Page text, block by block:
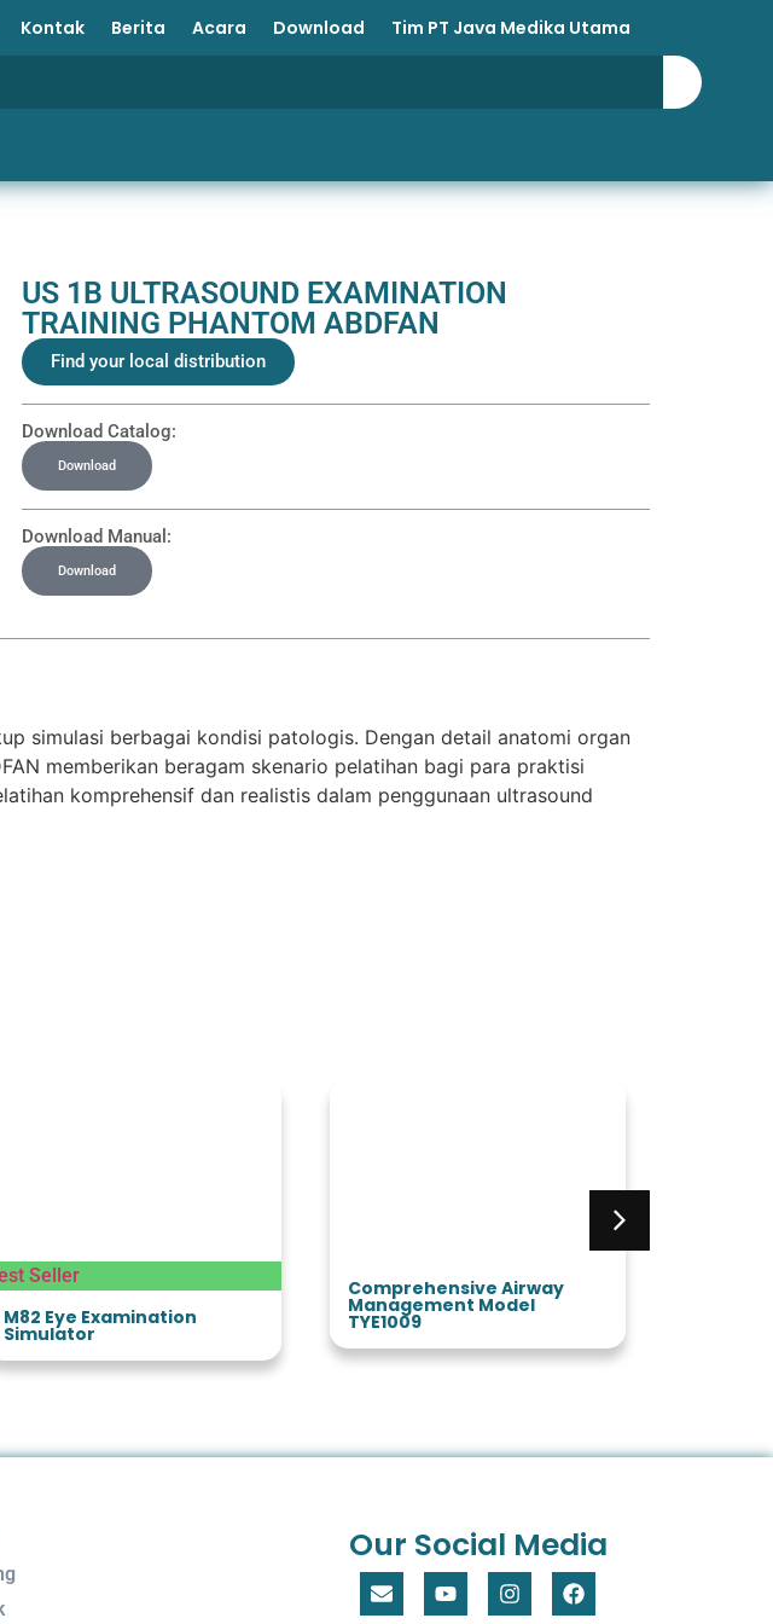
Kontak Berita Acara Download Tim PT Java Medika Utama
US 1B ULTRASOUND EXAMINATION
TRAINING PHANTOM ABDFAN
Find your local distribution
Download Catalog:
Download
Download Manual:
Download
simulasi berbagai kondisi patologis. Dengan detail anatomi organ
memberikan beragam skenario pelatihan bagi para praktisi
komprehensif dan realistis dalam penggunaan ultrasound
Seller
M82 Eye Examination
Simulator
Comprehensive Airway
Management Model
TYE1009
Our Social Media